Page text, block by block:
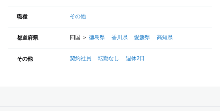
職種 その他
都道府県 四国 ＞ 徳島県 香川県 愛媛県 高知県
その他 契約社員 転勤なし 週休2日